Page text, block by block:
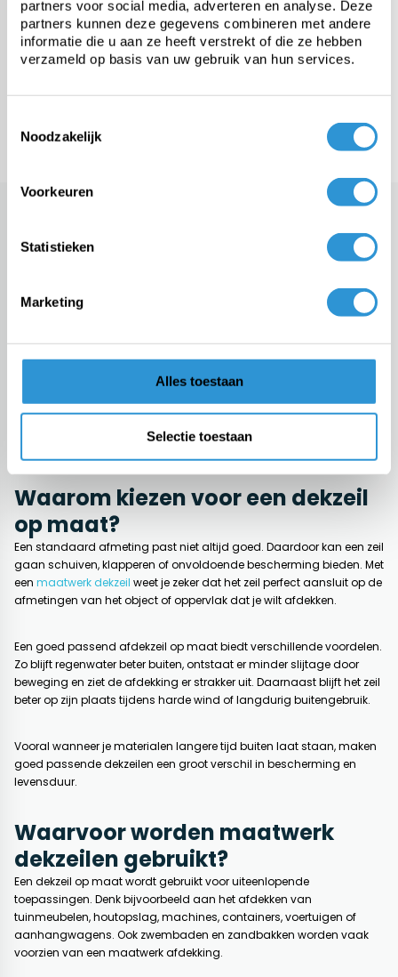
partners voor social media, adverteren en analyse. Deze
partners kunnen deze gegevens combineren met andere
informatie die u aan ze heeft verstrekt of die ze hebben
verzameld op basis van uw gebruik van hun services.
Noodzakelijk
Voorkeuren
Statistieken
Marketing
Alles toestaan
Selectie toestaan
Maatwerk
optimale bescherming
Een standaard dekzeil biedt niet altijd de juiste oplossing. Wanneer
optimaal wilt beschermen, is een dekzeil op maat vaak de beste
keuze. Een maatwerk zeil sluit perfect aan op de situatie en voorkomt
Bij Dekzeilenshop vind je een ruim assortiment maatwerk dekzeilen
afdekzeil op maat zoekt voor langdurige buitenbescherming of een
praktische oplossing nodig hebt voor opslag, transport of recreatie,
Waarom kiezen voor een dekzeil
op maat?
Een standaard afmeting past niet altijd goed. Daardoor kan een zeil
gaan schuiven, klapperen of onvoldoende bescherming bieden. Met
een maatwerk dekzeil weet je zeker dat het zeil perfect aansluit op de
afmetingen van het object of oppervlak dat je wilt afdekken.
Een goed passend afdekzeil op maat biedt verschillende voordelen.
Zo blijft regenwater beter buiten, ontstaat er minder slijtage door
beweging en ziet de afdekking er strakker uit. Daarnaast blijft het zeil
beter op zijn plaats tijdens harde wind of langdurig buitengebruik.
Vooral wanneer je materialen langere tijd buiten laat staan, maken
goed passende dekzeilen een groot verschil in bescherming en
levensduur.
Waarvoor worden maatwerk
dekzeilen gebruikt?
Een dekzeil op maat wordt gebruikt voor uiteenlopende
toepassingen. Denk bijvoorbeeld aan het afdekken van
tuinmeubelen, houtopslag, machines, containers, voertuigen of
aanhangwagens. Ook zwembaden en zandbakken worden vaak
voorzien van een maatwerk afdekking.